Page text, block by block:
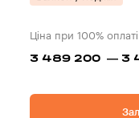
Ціна при 100% оплаті
3 489 200 — 3